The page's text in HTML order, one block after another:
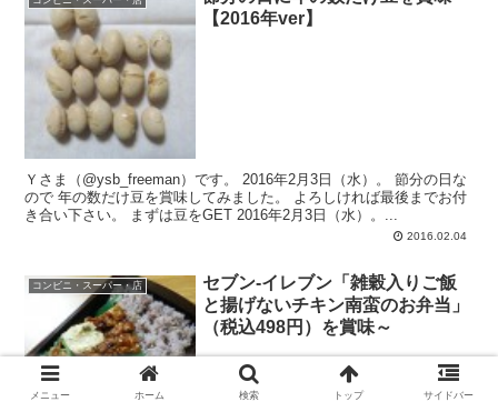
【2016年ver】
Ｙさま（@ysb_freeman）です。 2016年2月3日（水）。 節分の日な
ので 年の数だけ豆を賞味してみました。 よろしければ最後までお付
き合い下さい。 まずは豆をGET 2016年2月3日（水）。...
2016.02.04
コンビニ・スーパー・店
セブン-イレブン「雑穀入りご飯
と揚げないチキン南蛮のお弁当」
（税込498円）を賞味～
メニュー ホーム 検索 トップ サイドバー